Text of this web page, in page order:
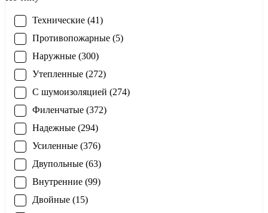
Технические (41)
Противопожарные (5)
Наружные (300)
Утепленные (272)
С шумоизоляцией (274)
Филенчатые (372)
Надежные (294)
Усиленные (376)
Двупольные (63)
Внутренние (99)
Двойные (15)